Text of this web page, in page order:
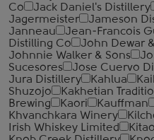
Co
Jack Daniel's Distillery
Jagermeister
Jameson
Janneau
Jean-Francois
Distilling Co
John Dewar
Johnnie Walker & Sons
Sucesores
Jose Cuervo
Jura Distillery
Kahlua
Shuzojo
Kakhetian
Brewing
Kaori Kauffman
Khvanchkara Winery
Irish Whiskey Limited